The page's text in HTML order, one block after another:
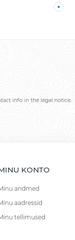
info in the legal notice.
KONTO
andmed
aadressid
tellimused